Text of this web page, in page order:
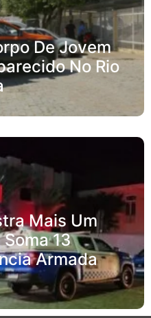
De Jovem
No Rio
Mais Um
13
Armada